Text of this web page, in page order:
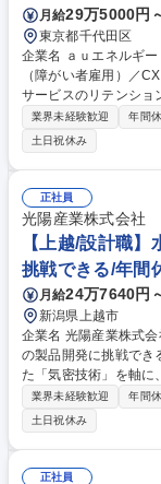
月給29万5000円
東京都千代田区
企業名 ａｕエネルギー＆ライフ株式会社
（障がい者雇用）／CX向上
サービスのリテンショ
行をお任せいたしま
ンドル強化やパートナー
ータ分析に基づくリテ
施策の企画・実行（ポ
コラボキャンペーン）
向上や解約抑止のため
代サービスとの連携
連携・調整■サービス開発
京/リテンション戦略
画】
業界未経験歓迎 年間
土日祝休み
正社員
光陽産業株式会社
【上越/設計職
挑戦できる/年間
月給24万7640円
新潟県上越市
企業名 光陽産業株式会社 求人名 【上越/設計職】水道や新幹線な
の製品開発に挑戦できる/年間休日127
た「気密技術」を軸に
しているメーカーで
品を扱い、安定した需要で継続
領域：水道用継手、新
手、海外向けガス栓
製品を設計・開発しま
業界未経験歓迎 年間
土日祝休み
正社員